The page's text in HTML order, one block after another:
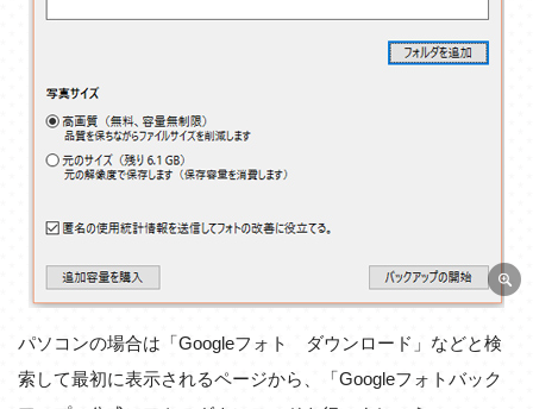
パソコンの場合は「Googleフォト ダウンロード」などと検
索して最初に表示されるページから、「Googleフォトバック